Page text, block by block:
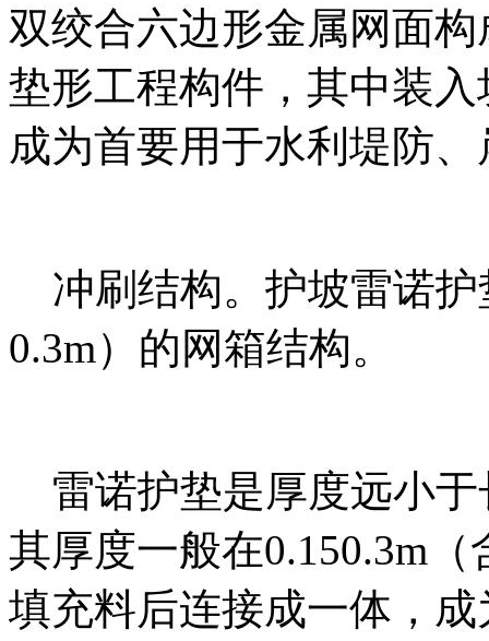
双绞合六边形金属网面
垫形工程构件，其中装
成为首要用于水利堤防
冲刷结构。护坡雷诺护
0.3m）的网箱结构。
雷诺护垫是厚度远小于
其厚度一般在0.150.3m
填充料后连接成一体，